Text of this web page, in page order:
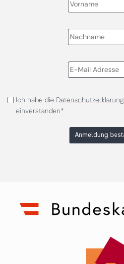
Ich habe die Datenschutzerklärung
einverstanden*
Anmeldung